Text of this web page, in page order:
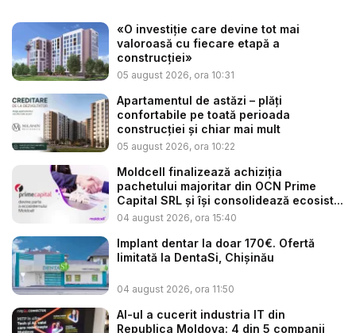
«O investiție care devine tot mai
valoroasă cu fiecare etapă a
construcției»
05 august 2026, ora 10:31
Apartamentul de astăzi – plăți
confortabile pe toată perioada
construcției și chiar mai mult
05 august 2026, ora 10:22
Moldcell finalizează achiziția
pachetului majoritar din OCN Prime
Capital SRL și își consolidează ecosist...
04 august 2026, ora 15:40
Implant dentar la doar 170€. Ofertă
limitată la DentaSi, Chișinău
04 august 2026, ora 11:50
AI-ul a cucerit industria IT din
Republica Moldova: 4 din 5 companii